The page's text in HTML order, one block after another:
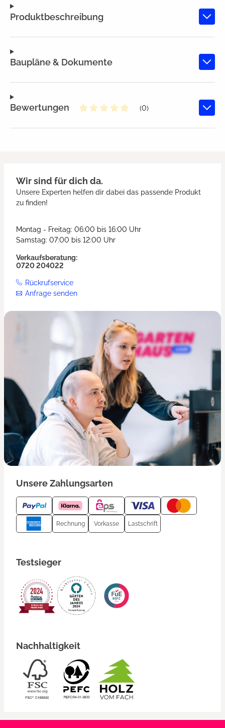
Produktbeschreibung
Baupläne & Dokumente
Bewertungen
(0)
Wir sind für dich da.
Unsere Experten helfen dir dabei das passende Produkt
zu finden!
Montag - Freitag: 06:00 bis 16:00 Uhr
Samstag: 07:00 bis 12:00 Uhr
Verkaufsberatung:
0720 204022
Rückrufservice
Anfrage senden
Unsere Zahlungsarten
Rechnung Vorkasse Lastschrift
Testsieger
Nachhaltigkeit